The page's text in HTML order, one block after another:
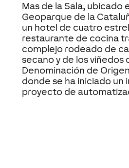
Mas de la Sala, ubicado
Geoparque de la
un hotel de cuatro
restaurante de cocina
complejo rodeado de
secano y de los viñedos
Denominación de
donde se ha iniciado un
proyecto de